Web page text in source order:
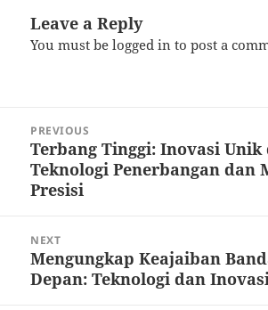
Leave a Reply
You must belogged in to post a
navigation
PREVIOUS
Previous
post:
Terbang Tinggi: Inovasi Unik
Teknologi Penerbangan dan
Presisi
NEXT
Next
post:
Mengungkap Keajaiban
Depan: Teknologi dan